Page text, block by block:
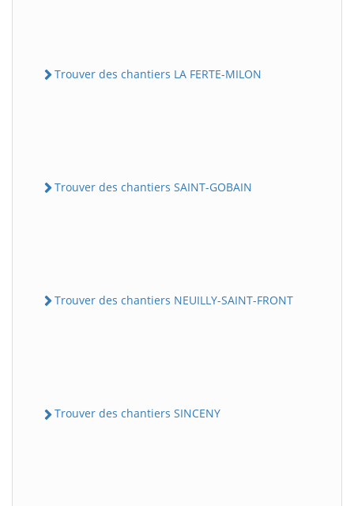
Trouver des chantiers LA FERTE-MILON
Trouver des chantiers SAINT-GOBAIN
Trouver des chantiers NEUILLY-SAINT-FRONT
Trouver des chantiers SINCENY